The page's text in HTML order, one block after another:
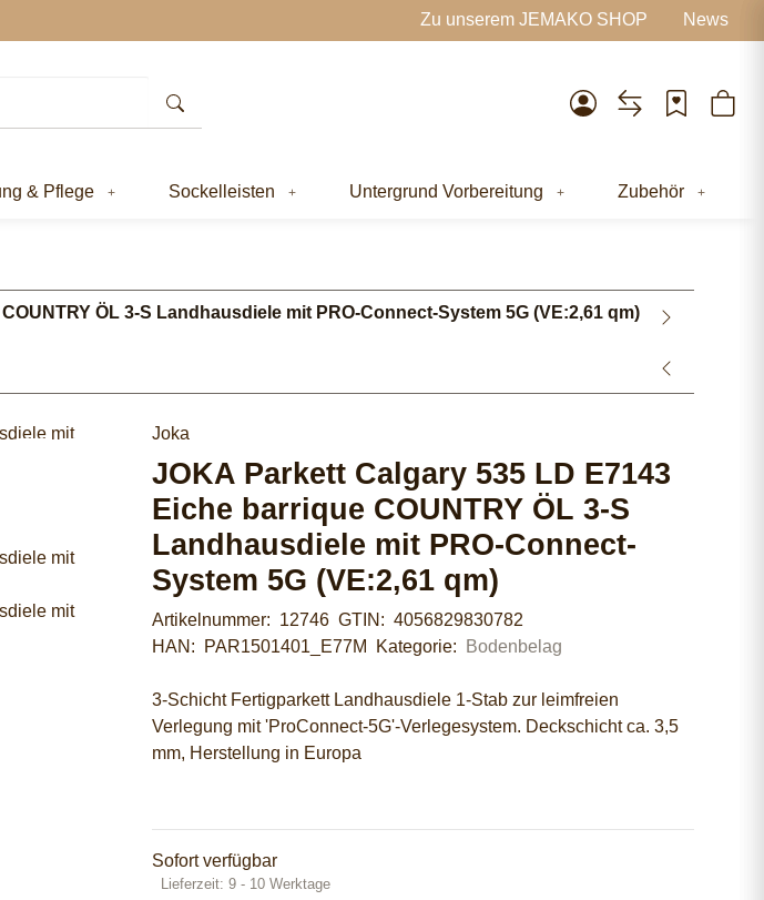
Zu unserem JEMAKO SHOP News
& Pflege Sockelleisten Untergrund Vorbereitung Zubehör
ÖL 3-S Landhausdiele mit PRO-Connect-System 5G (VE:2,61 qm)
Joka
JOKA Parkett Calgary 535 LD E7143
Eiche barrique COUNTRY ÖL 3-S
Landhausdiele mit PRO-Connect-
System 5G (VE:2,61 qm)
Artikelnummer: 12746 GTIN:4056829830782
HAN:
PAR1501401_E77M Kategorie: Bodenbelag
3-Schicht Fertigparkett Landhausdiele 1-Stab zur leimfreien
Verlegung mit 'ProConnect-5G'-Verlegesystem. Deckschicht ca. 3,5
mm, Herstellung in Europa
Sofort verfügbar
Lieferzeit:9 - 10 Werktage